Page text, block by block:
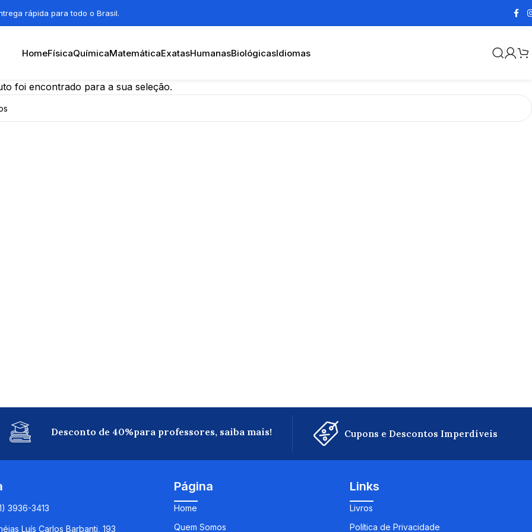
rápida para todo o Brasil.
HomeFísicaQuímicaMatemáticaExatasHumanasBiológicasIdiomas
foi encontrado para a sua seleção.
Desconto de 40%para professores, saiba mais! Cupons e Descontos Imperdíveis
3936-3413
Luís Carlos Barbanti, 193
Página
Home
Quem Somos
Links
Livros
Política de Privacidade